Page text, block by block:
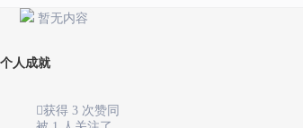
暂无内容
个人成就
获得 3 次赞同